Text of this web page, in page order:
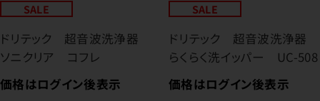
SALE
ドリテック 超音波洗浄器
ソニクリア コフレ
価格はログイン後表示
SALE
ドリテック 超音波洗浄器
らくらく洗イッパー UC-508
価格はログイン後表示